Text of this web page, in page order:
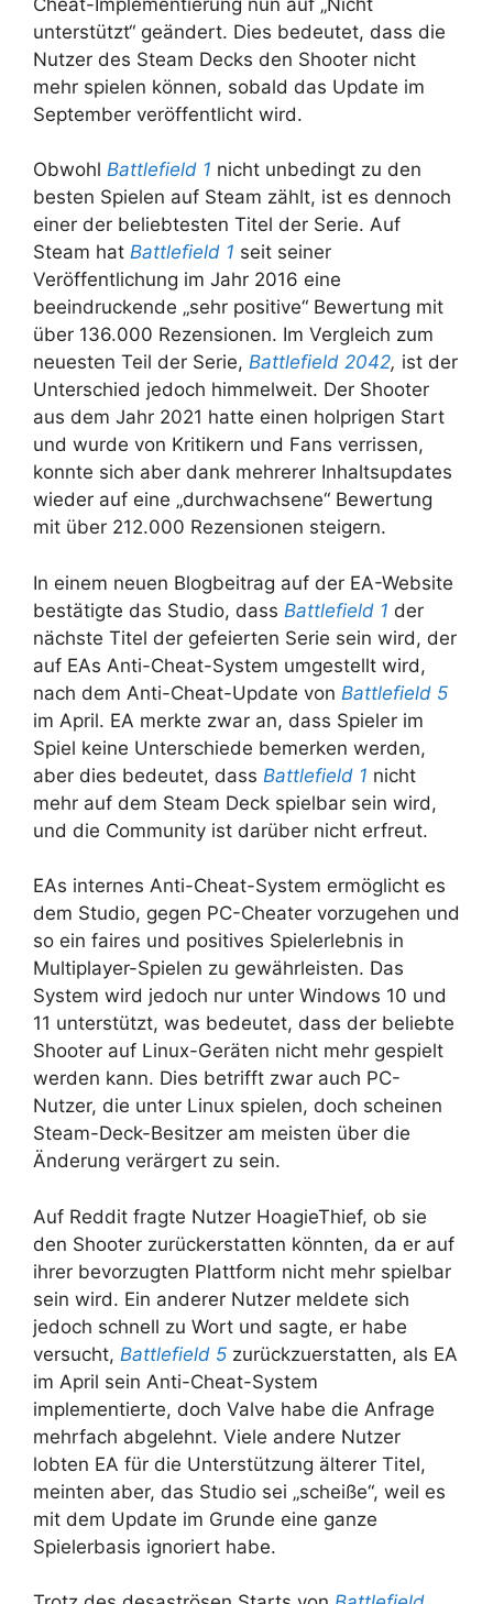
unterstützt“ geändert. Dies bedeutet, dass die
Nutzer des Steam Decks den Shooter nicht
mehr spielen können, sobald das Update im
September veröffentlicht wird.
Obwohl Battlefield 1 nicht unbedingt zu den
besten Spielen auf Steam zählt, ist es dennoch
einer der beliebtesten Titel der Serie. Auf
Steam hat Battlefield 1 seit seiner
Veröffentlichung im Jahr 2016 eine
beeindruckende „sehr positive“ Bewertung mit
über 136.000 Rezensionen. Im Vergleich zum
neuesten Teil der Serie, Battlefield 2042, ist der
Unterschied jedoch himmelweit. Der Shooter
aus dem Jahr 2021 hatte einen holprigen Start
und wurde von Kritikern und Fans verrissen,
konnte sich aber dank mehrerer Inhaltsupdates
wieder auf eine „durchwachsene“ Bewertung
mit über 212.000 Rezensionen steigern.
In einem neuen Blogbeitrag auf der EA-Website
bestätigte das Studio, dass Battlefield 1 der
nächste Titel der gefeierten Serie sein wird, der
auf EAs Anti-Cheat-System umgestellt wird,
nach dem Anti-Cheat-Update von Battlefield 5
im April. EA merkte zwar an, dass Spieler im
Spiel keine Unterschiede bemerken werden,
aber dies bedeutet, dass Battlefield 1 nicht
mehr auf dem Steam Deck spielbar sein wird,
und die Community ist darüber nicht erfreut.
EAs internes Anti-Cheat-System ermöglicht es
dem Studio, gegen PC-Cheater vorzugehen und
so ein faires und positives Spielerlebnis in
Multiplayer-Spielen zu gewährleisten. Das
System wird jedoch nur unter Windows 10 und
11 unterstützt, was bedeutet, dass der beliebte
Shooter auf Linux-Geräten nicht mehr gespielt
werden kann. Dies betrifft zwar auch PC-
Nutzer, die unter Linux spielen, doch scheinen
Steam-Deck-Besitzer am meisten über die
Änderung verärgert zu sein.
Auf Reddit fragte Nutzer HoagieThief, ob sie
den Shooter zurückerstatten könnten, da er auf
ihrer bevorzugten Plattform nicht mehr spielbar
sein wird. Ein anderer Nutzer meldete sich
jedoch schnell zu Wort und sagte, er habe
versucht, Battlefield 5 zurückzuerstatten, als EA
im April sein Anti-Cheat-System
implementierte, doch Valve habe die Anfrage
mehrfach abgelehnt. Viele andere Nutzer
lobten EA für die Unterstützung älterer Titel,
meinten aber, das Studio sei „scheiße“, weil es
mit dem Update im Grunde eine ganze
Spielerbasis ignoriert habe.